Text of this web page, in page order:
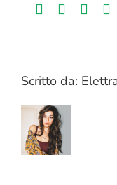
FacebookTwitter
Scritto da: